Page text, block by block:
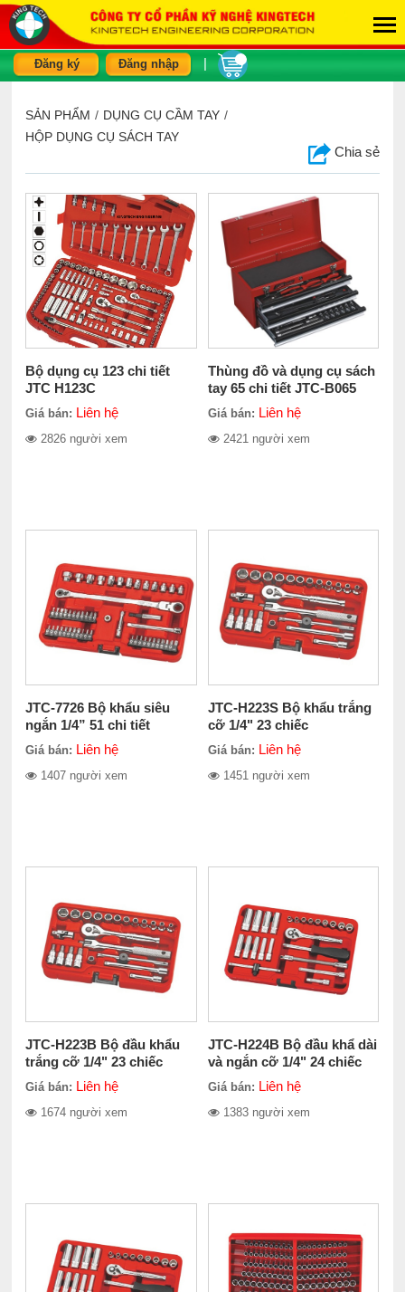
Đăng ký Đăng nhập
SẢN PHẨM / DỤNG CỤ CẦM TAY /
HỘP DỤNG CỤ SÁCH TAY
Chia sẻ
Bộ dụng cụ 123 chi tiết
JTC H123C
Giá bán: Liên hệ
2826 người xem
Thùng đồ và dụng cụ sách
tay 65 chi tiết JTC-B065
Giá bán: Liên hệ
2421 người xem
JTC-7726 Bộ khẩu siêu
ngắn 1/4” 51 chi tiết
Giá bán: Liên hệ
1407 người xem
JTC-H223S Bộ khẩu trắng
cỡ 1/4" 23 chiếc
Giá bán: Liên hệ
1451 người xem
JTC-H223B Bộ đầu khẩu
trắng cỡ 1/4" 23 chiếc
Giá bán: Liên hệ
1674 người xem
JTC-H224B Bộ đầu khẩ dài
và ngắn cỡ 1/4" 24 chiếc
Giá bán: Liên hệ
1383 người xem